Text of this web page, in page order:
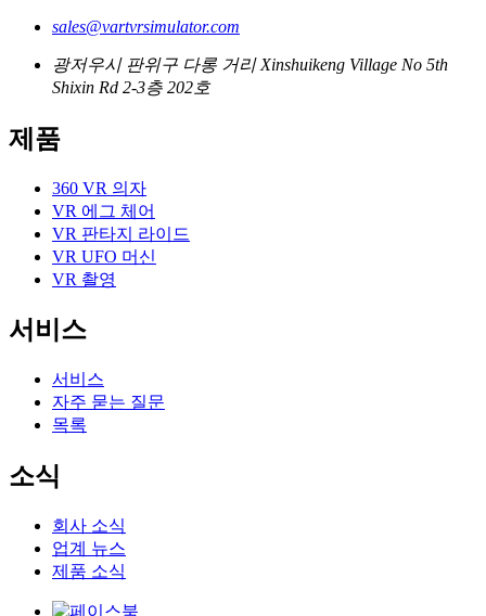
sales@vartvrsimulator.com
광저우시 판위구 다롱 거리 Xinshuikeng Village No 5th
Shixin Rd 2-3층 202호
제품
360 VR 의자
VR 에그 체어
VR 판타지 라이드
VR UFO 머신
VR 촬영
서비스
서비스
자주 묻는 질문
목록
소식
회사 소식
업계 뉴스
제품 소식